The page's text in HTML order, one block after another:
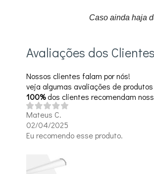
Caso ainda haja
Avaliações dos Clientes
Nossos clientes falam por nós!
veja algumas avaliações de
100% dos clientes recomendam
Mateus C.
02/04/2025
Eu recomendo esse produto.